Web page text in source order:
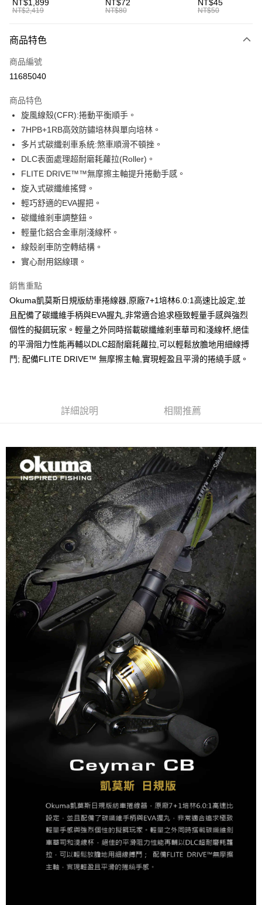
元大商業銀行
台灣樂天信用卡公司
大哥付你分期
【大哥付你分期使用說明】
2.付款方式選擇「大哥付你分期」，訂單成立後會自動跳轉到大哥付的交易
流程，驗證手機門號後，選擇欲分期的期數、繳款截止日，確認付款後即完
4.訂單成立30分鐘內，如未前往確認交易或遇審核未通過，訂單將自動取
消。如遇「轉專審核」未通過狀況，表示未達大哥付你分期系統評分，恕無
法說明評估內容。
【繳款方式說明】
1.分期款項不併入電信帳單，「大哥付你分期」於每月結算日後寄送繳費提
醒簡訊。
帳／街口支付／iPASS MONEY」等通路繳費。
【注意事項】
1.本服務係由「台灣大哥大股份有限公司」（以下簡稱本公司）所提供，讓
用戶於交易時，得透過本服務購買商品或服務，並由商店將買賣／分期付款
買賣價金債權讓與本公司後，依約使用本公司帳單繳交帳款。
資料（包含姓名、電話或地址）提供予台灣大哥大進項蒐集、處理及利用，
由本公司與您本人進行分期帳單所需資料之確認、核對及更正。
相關說明
【關於「AFTEE先享後付」】
便利好安心！
２．便利：只要手機號碼，簡訊認證，即可結帳。
３．安心：先確認商品／服務後，再付款。
【「AFTEE先享後付」結帳流程】
１．於結帳方式選擇「AFTEE先享後付」後，將跳轉至「AFTEE先享後付」
結帳頁面，進行簡訊認證並確認金額後，即可完成結帳。
３．收到繳費通知簡訊後14天內，點擊此簡訊中的連結，可透過四大超商／
ATM／網路銀行／等多元方式進行付款，方視為交易完成。
※ 請注意：結帳手續完成當下不需立刻繳費，但若您需要取消訂單，請聯絡
購買商品的店家。未經商家同意取消之訂單仍視為有效，需透過AFTEE先享
後付繳納相關費用。
※ 交易是否成功請以「AFTEE先享後付 」之結帳頁面顯示為準，若有關於
是否繳費成功／繳費後需取消欲退款等相關疑問，請聯繫「AFTEE先享後付
客戶支援中心」https://netprotections.freshdesk.com/support/home
【注意事項】
１．透過由恩沛科技股份有限公司提供之「AFTEE先享後付」服務完成之交
權轉讓予恩沛科技股份有限公司。
２．關於個人資料處理事宜，請瀏覽以下網址：
https://aftee.tw/terms/#terms3
３．未成年的使用者請事先徵得法定代理人或監護人之同意方可使用
「AFTEE先享後付」，若未經同意申辦者引起之損失，本公司不負相關責
５．嚴禁一人註冊多個帳號或使用他人資訊註冊。若發現惡意使用之情形，
貨到付款
運送方式
全家取貨付款
每筆NT$60，滿NT$1,200(含以上)免運費
付款後全家取貨
每筆NT$60，滿NT$1,200(含以上)免運費
7-11取貨付款
每筆NT$60，滿NT$1,200(含以上)免運費
付款後7-11取貨
每筆NT$60，滿NT$1,200(含以上)免運費
一般宅配（門市自取請勿下單，請聯繫客服）
每筆NT$100，滿NT$2,000(含以上)免運費
離島一般宅配
每筆NT$200，滿NT$2,000(含以上)免運費
國家/地區配送(**下單前請私訊客服確認實際運費(運費另
改裝手把 I052
NT$1,899
NT$2,419
NT$72
NT$80
零件 T927
NT$45
NT$50
商品特色
商品編號
11685040
商品特色
旋風線殼(CFR):捲動平衡順手。
7HPB+1RB高效防鏽培林與單向培林。
多片式碳纖剎車系統:煞車順滑不頓挫。
DLC表面處理超耐磨耗蘿拉(Roller)。
FLITE DRIVE™™無摩擦主軸提升捲動手感。
旋入式碳纖維搖臂。
輕巧舒適的EVA握把。
碳纖維剎車調整鈕。
輕量化鋁合金車削淺線杯。
線殼剎車防空轉結構。
實心耐用鋁線環。
銷售重點
Okuma凱莫斯日規版紡車捲線器,原廠7+1培林6.0:1高速比設定,並
且配備了碳纖維手柄與EVA握丸,非常適合追求極致輕量手感與強烈
個性的擬餌玩家。輕量之外同時搭載碳纖維剎車華司和淺線杯,絕佳
的平滑阻力性能再輔以DLC超耐磨耗蘿拉,可以輕鬆放膽地用細線搏
鬥; 配備FLITE DRIVE™ 無摩擦主軸,實現輕盈且平滑的捲繞手感。
詳細說明 相關推薦